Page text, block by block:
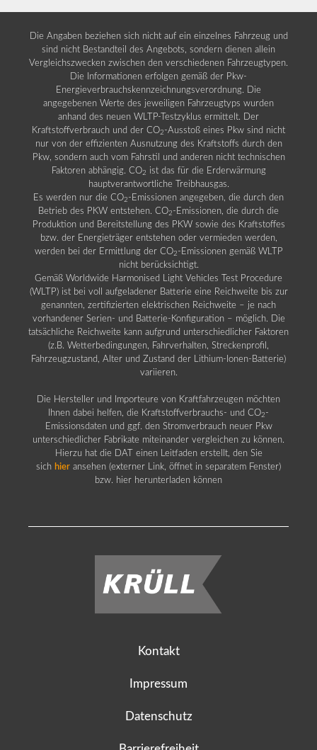
Die Angaben beziehen sich nicht auf ein einzelnes Fahrzeug und
sind nicht Bestandteil des Angebots, sondern dienen allein
Vergleichszwecken zwischen den verschiedenen Fahrzeugtypen.
Die Informationen erfolgen gemäß der Pkw-
Energieverbrauchskennzeichnungsverordnung. Die
angegebenen Werte des jeweiligen Fahrzeugtyps wurden
anhand des neuen WLTP-Testzyklus ermittelt. Der
Kraftstoffverbrauch und der CO2 -Ausstoß eines Pkw sind nicht
nur von der effizienten Ausnutzung des Kraftstoffs durch den
Pkw, sondern auch vom Fahrstil und anderen nicht technischen
Faktoren abhängig. CO2 ist das für die Erderwärmung
hauptverantwortliche Treibhausgas.
Es werden nur die CO2 -Emissionen angegeben, die durch den
Betrieb des PKW entstehen. CO2 -Emissionen, die durch die
Produktion und Bereitstellung des PKW sowie des Kraftstoffes
bzw. der Energieträger entstehen oder vermieden werden,
werden bei der Ermittlung der CO2 -Emissionen gemäß WLTP
nicht berücksichtigt.
Gemäß Worldwide Harmonised Light Vehicles Test Procedure
(WLTP) ist bei voll aufgeladener Batterie eine Reichweite bis zur
genannten, zertifizierten elektrischen Reichweite – je nach
vorhandener Serien- und Batterie-Konfiguration – möglich. Die
tatsächliche Reichweite kann aufgrund unterschiedlicher Faktoren
(z.B. Wetterbedingungen, Fahrverhalten, Streckenprofil,
Fahrzeugzustand, Alter und Zustand der Lithium-Ionen-Batterie)
variieren.
Die Hersteller und Importeure von Kraftfahrzeugen möchten
Ihnen dabei helfen, die Kraftstoffverbrauchs- und CO2 -
Emissionsdaten und ggf. den Stromverbrauch neuer Pkw
unterschiedlicher Fabrikate miteinander vergleichen zu können.
Hierzu hat die DAT einen Leitfaden erstellt, den Sie
sich hier ansehen (externer Link, öffnet in separatem Fenster)
bzw. hier herunterladen können
Kontakt
Impressum
Datenschutz